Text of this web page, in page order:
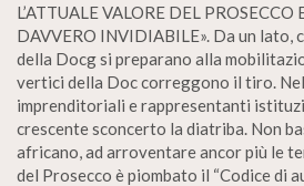
L’ATTUALE VALORE DEL
DAVVERO INVIDIABILE». Da un
della Docg si preparano alla
vertici della Doc correggono il tiro.
imprenditoriali e rappresentanti
crescente sconcerto la diatriba. Non
africano, ad arroventare ancor più le
del Prosecco è piombato il “Codice di